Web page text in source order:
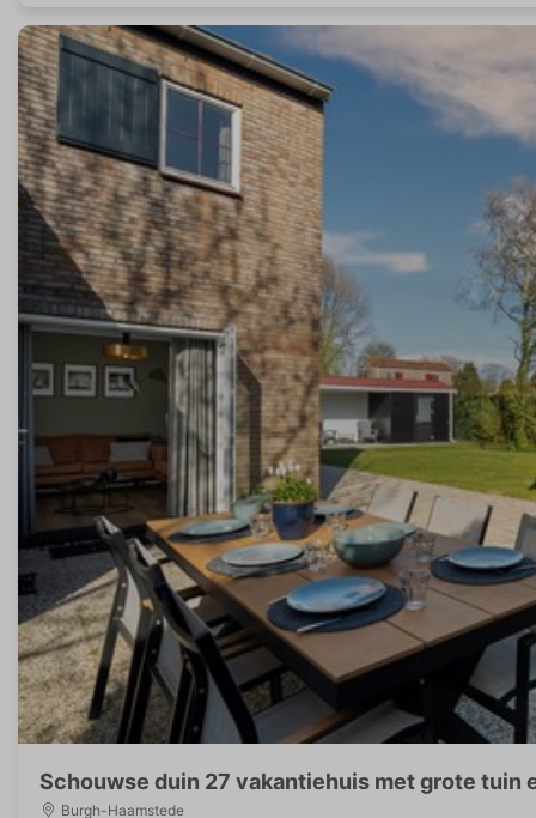
Schouwse duin 27 vakantiehuis met grote tuin
Burgh-Haamstede